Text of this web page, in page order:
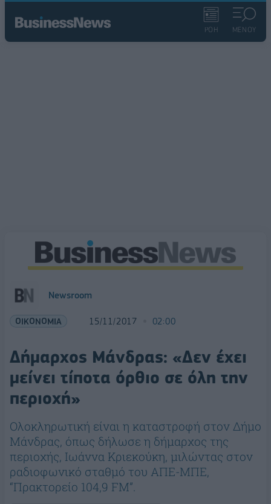
ΡΟΗ ΜΕΝΟΥ
Newsroom
ΟΙΚΟΝΟΜΙΑ 15/11/2017 02:00
Δήμαρχος Μάνδρας: «Δεν έχει
μείνει τίποτα όρθιο σε όλη την
περιοχή»
Ολοκληρωτική είναι η καταστροφή στον Δήμο
Μάνδρας, όπως δήλωσε η δήμαρχος της
περιοχής, Ιωάννα Κριεκούκη, μιλώντας στον
ραδιοφωνικό σταθμό του ΑΠΕ-ΜΠΕ,
“Πρακτορείο 104,9 FM”.